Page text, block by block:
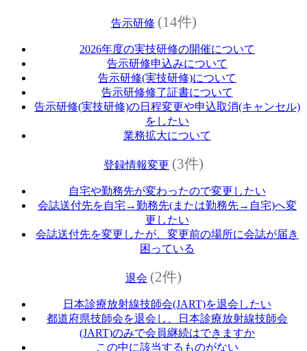
告示研修 (14件)
2026年度の実技研修の開催について
告示研修申込みについて
告示研修(実技研修)について
告示研修修了証書について
告示研修(実技研修)の日程変更や申込取消(キャンセル)
をしたい
業務拡大について
登録情報変更 (3件)
自宅や勤務先が変わったので変更したい
会誌送付先を自宅→勤務先(または勤務先→自宅)へ変
更したい
会誌送付先を変更したが、変更前の場所に会誌が届き
困っている
退会 (2件)
日本診療放射線技師会(JART)を退会したい
都道府県技師会を退会し、日本診療放射線技師会
(JART)のみで会員継続はできますか
この中に該当するものがない